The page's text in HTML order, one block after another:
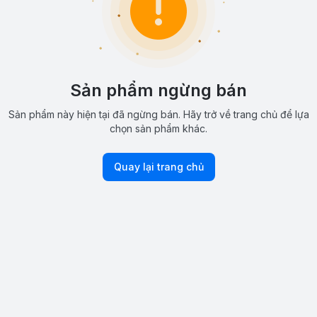
Sản phẩm ngừng bán
Sản phẩm này hiện tại đã ngừng bán. Hãy trở về trang chủ để lựa
chọn sản phẩm khác.
Quay lại trang chủ